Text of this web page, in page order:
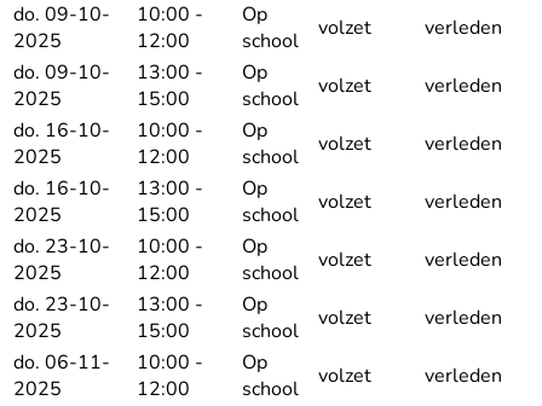
do. 09-10-
2025
10:00 -
12:00
Op
school
volzet
verleden
do. 09-10-
2025
13:00 -
15:00
Op
school
volzet
verleden
do. 16-10-
2025
10:00 -
12:00
Op
school
volzet
verleden
do. 16-10-
2025
13:00 -
15:00
Op
school
volzet
verleden
do. 23-10-
2025
10:00 -
12:00
Op
school
volzet
verleden
do. 23-10-
2025
13:00 -
15:00
Op
school
volzet
verleden
do. 06-11-
2025
10:00 -
12:00
Op
school
volzet
verleden